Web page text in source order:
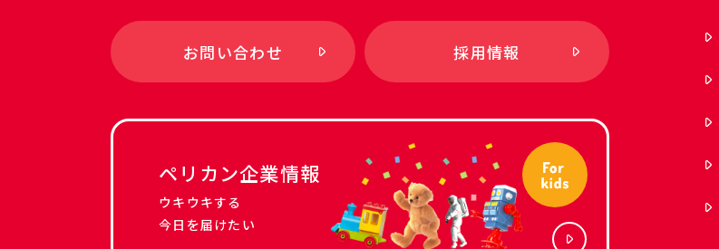
お問い合わせ 採用情報
ペリカン企業情報
ウキウキする
今日を届けたい